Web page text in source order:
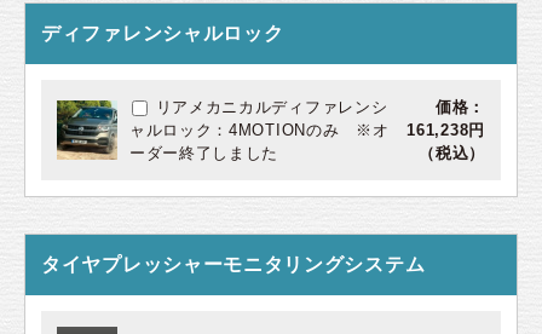
ディファレンシャルロック
リアメカニカルディファレンシ
ャルロック：4MOTIONのみ ※オ
ーダー終了しました
価格：
161,238円
（税込）
タイヤプレッシャーモニタリングシステム